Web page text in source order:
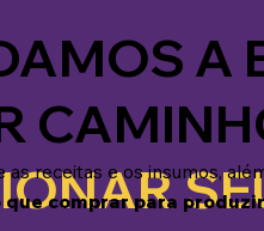
A
as receitas e os insumos,
que comprar para